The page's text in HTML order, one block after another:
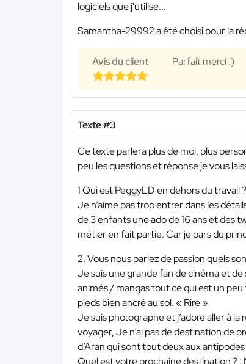
logiciels que j'utilise...
Samantha-29992 a été choisi pour la
Avis du client Parfait merci :)
Texte #3
Ce texte parlera plus de moi, plus
peu les questions et réponse je vous
1 Qui est PeggyLD en dehors du travail ?
Je n’aime pas trop entrer dans les
de 3 enfants une ado de 16 ans et des
métier en fait partie. Car je pars du
2. Vous nous parlez de passion quels
Je suis une grande fan de cinéma et de
animés / mangas tout ce qui est un peu
pieds bien ancré au sol. « Rire »
Je suis photographe et j’adore aller à
voyager, Je n’ai pas de destination de
d’Aran qui sont tout deux aux
Quel est votre prochaine destination ? :